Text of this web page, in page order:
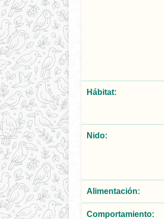
Hábitat:
Nido:
Alimentación:
Comportamiento: